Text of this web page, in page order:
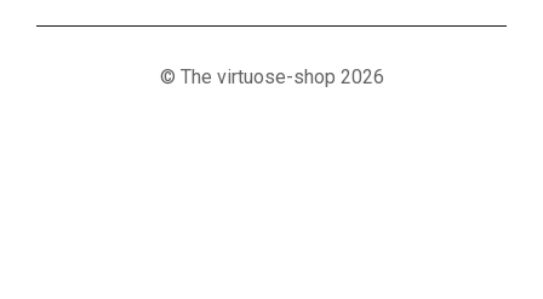
© The virtuose-shop 2026